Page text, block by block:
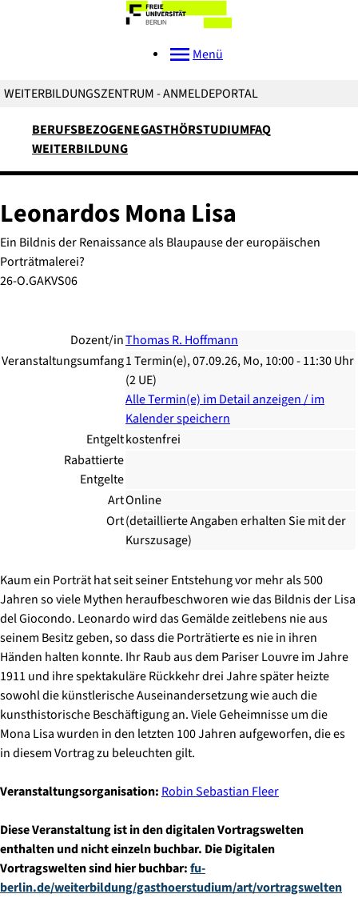
Menü
WEITERBILDUNGSZENTRUM - ANMELDEPORTAL
BERUFSBEZOGENE
WEITERBILDUNG
GASTHÖRSTUDIUMFAQ
Leonardos Mona Lisa
Ein Bildnis der Renaissance als Blaupause der europäischen
Porträtmalerei?
26-O.GAKVS06
Dozent/inThomas R. Hoffmann
Veranstaltungsumfang1 Termin(e), 07.09.26, Mo, 10:00 - 11:30 Uhr
(2 UE)
Alle Termin(e) im Detail anzeigen / im
Kalender speichern
Entgeltkostenfrei
Rabattierte
Entgelte
ArtOnline
Ort(detaillierte Angaben erhalten Sie mit der
Kurszusage)
Kaum ein Porträt hat seit seiner Entstehung vor mehr als 500
Jahren so viele Mythen heraufbeschworen wie das Bildnis der Lisa
del Giocondo. Leonardo wird das Gemälde zeitlebens nie aus
seinem Besitz geben, so dass die Porträtierte es nie in ihren
Händen halten konnte. Ihr Raub aus dem Pariser Louvre im Jahre
1911 und ihre spektakuläre Rückkehr drei Jahre später heizte
sowohl die künstlerische Auseinandersetzung wie auch die
kunsthistorische Beschäftigung an. Viele Geheimnisse um die
Mona Lisa wurden in den letzten 100 Jahren aufgeworfen, die es
in diesem Vortrag zu beleuchten gilt.
Veranstaltungsorganisation: Robin Sebastian Fleer
Diese Veranstaltung ist in den digitalen Vortragswelten
enthalten und nicht einzeln buchbar. Die Digitalen
Vortragswelten sind hier buchbar:fu-
berlin.de/weiterbildung/gasthoerstudium/art/vortragswelten